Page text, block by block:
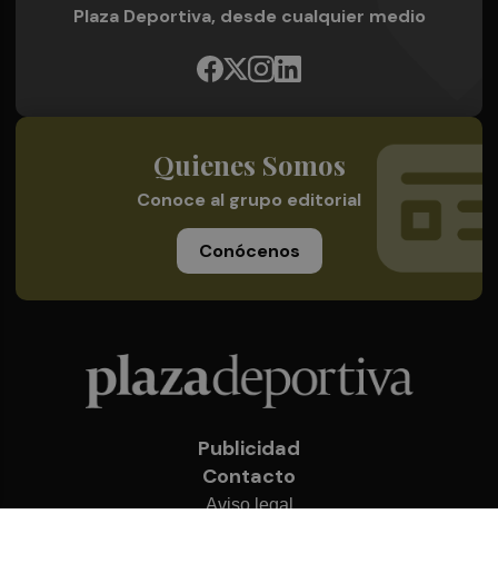
Plaza Deportiva, desde cualquier medio
Quienes Somos
Conoce al grupo editorial
Conócenos
Publicidad
Contacto
Aviso legal